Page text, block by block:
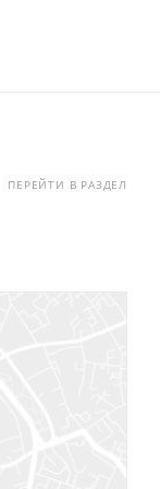
ПЕРЕЙТИ В РАЗДЕЛ